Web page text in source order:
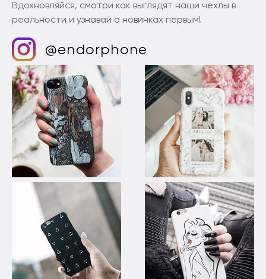
Вдохновляйся, смотри как выглядят наши чехлы в
реальности и узнавай о новинках первым!
@endorphone